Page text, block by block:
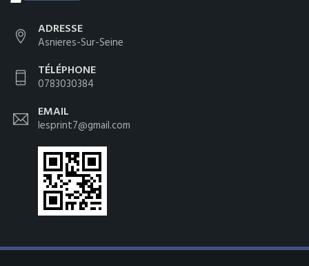
ADRESSE
Asnieres-Sur-Seine
TÉLÉPHONE
0783030384
EMAIL
lesprint7@gmail.com